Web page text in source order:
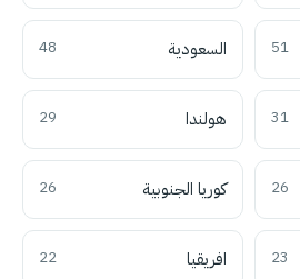
51 السعودية 48
31 هولندا 29
26 كوريا الجنوبية 26
23 افريقيا 22